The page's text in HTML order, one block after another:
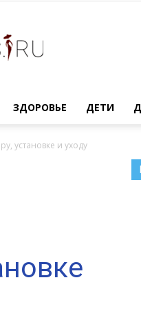
ЗДОРОВЬЕ ДЕТИ
установке и уходу